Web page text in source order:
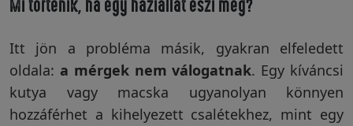
Légy
Rólunk
Mi történik, ha egy háziállat eszi meg?
Itt jön a probléma másik, gyakran elfeledett
oldala: a mérgek nem válogatnak. Egy kíváncsi
kutya vagy macska ugyanolyan könnyen
hozzáférhet a kihelyezett csalétekhez, mint egy